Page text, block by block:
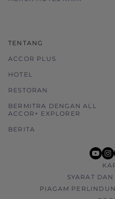
TENTANG
ACCOR PLUS
HOTEL
RESTORAN
BERMITRA DENGAN ALL
ACCOR+ EXPLORER
BERITA
SYARAT
PIAGAM